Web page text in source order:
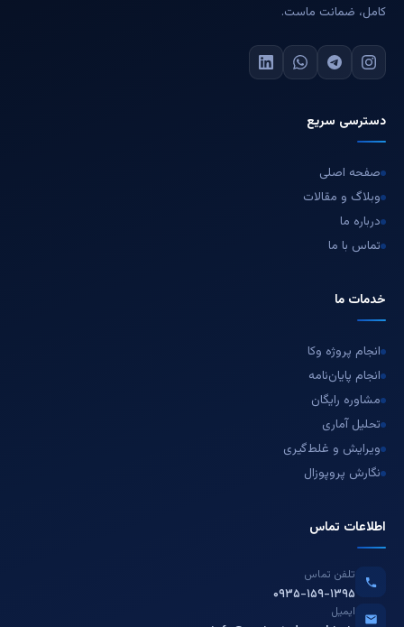
کامل، ضمانت ماست.
دسترسی سریع
صفحه اصلی
وبلاگ و مقالات
درباره ما
تماس با ما
خدمات ما
انجام پروژه وکا
انجام پایان‌نامه
مشاوره رایگان
تحلیل آماری
ویرایش و غلط‌گیری
نگارش پروپوزال
اطلاعات تماس
تلفن تماس
۰۹۳۵-۱۵۹-۱۳۹۵
ایمیل